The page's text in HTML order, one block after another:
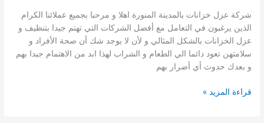
شركة عزل خزانات بالمدينة المنورة اهلا و مرحبا بجميع عملائنا الكرام
الذين يرغبون في التعامل مع أفضل الشركات التي تهتم جيدا بتنظيف و
عزل الخزانات بالشكل المثالي و لأن لا يوجد شك أن صحة الأفراد و
سلامتهن تعود دائما الي الطعام و الشراب لهذا ابد من الاهتمام جيدا بهم
و بعدك حدوث أي أضرار بهم
شركة
قراءة المزيد »